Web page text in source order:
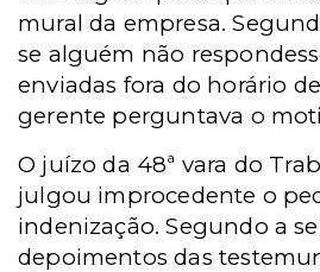
mural da empresa.
se alguém não
enviadas fora do horário
gerente perguntava o
O juízo da 48ª vara do
julgou improcedente o
indenização. Segundo a
depoimentos das